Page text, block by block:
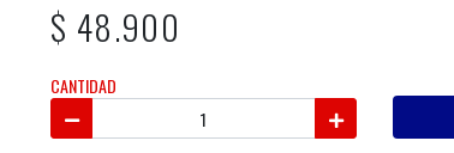
$ 48.900
CANTIDAD